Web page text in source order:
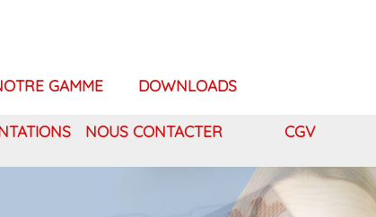
GAMME DOWNLOADS
NOUS CONTACTER
CGV